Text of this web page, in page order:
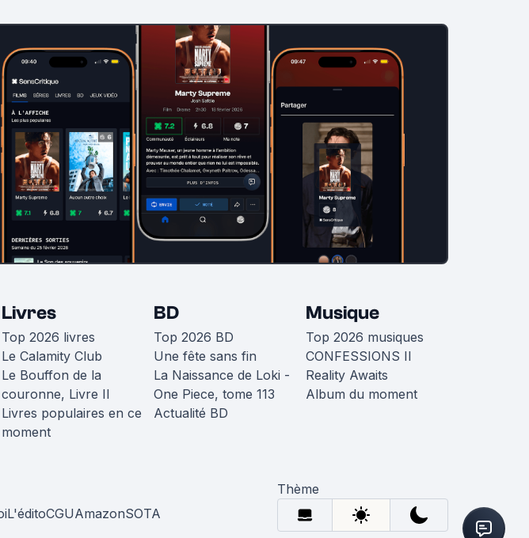
Livres
Top 2026 livres
Le Calamity Club
Le Bouffon de la
couronne, Livre II
Livres populaires en ce
moment
BD
Top 2026 BD
Une fête sans fin
La Naissance de Loki -
One Piece, tome 113
Actualité BD
Musique
Top 2026 musiques
CONFESSIONS II
Reality Awaits
Album du moment
L'éditoCGUAmazonSOTA
Thème